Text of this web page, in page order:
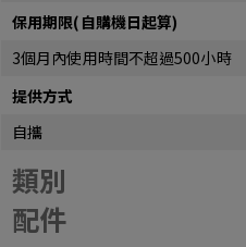
保用期限(自購機日起算)
3個月內使用時間不超過500小時
提供方式
自攜
類別
配件